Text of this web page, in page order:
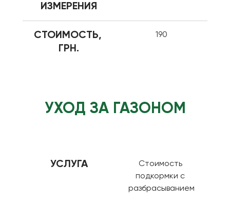
ИЗМЕРЕНИЯ
СТОИМОСТЬ,
ГРН.
190
УХОД ЗА ГАЗОНОМ
УСЛУГА
Стоимость
подкормки с
разбрасыванием